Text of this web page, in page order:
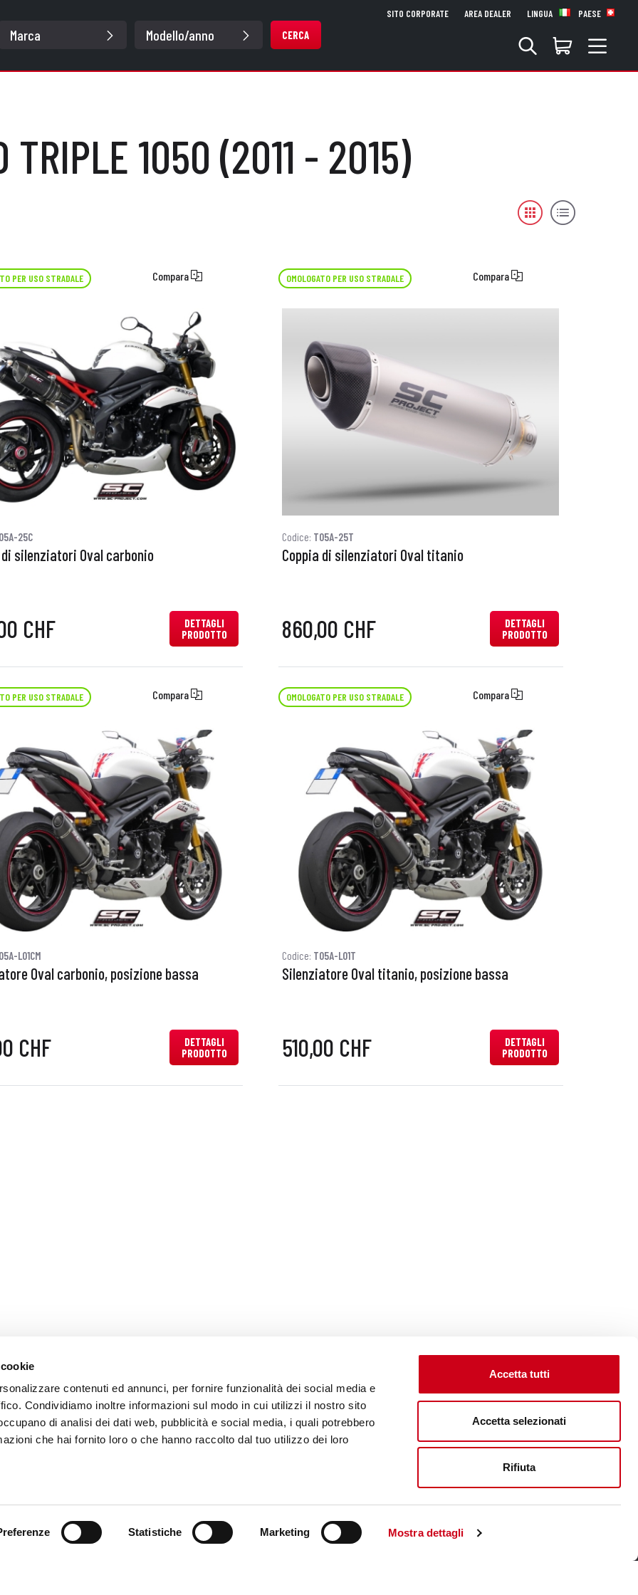
contenuti ed annunci, per fornire funzionalità dei social media e
Condividiamo inoltre informazioni sul modo in cui utilizzi il nostro sito
di analisi dei dati web, pubblicità e social media, i quali potrebbero
che hai fornito loro o che hanno raccolto dal tuo utilizzo dei loro
Statistiche Marketing Mostra dettagli
Accetta tutti
Accetta selezionati
Rifiuta
CERCA
SITO CORPORATE AREA DEALER LINGUA PAESE
TRIPLE 1050 (2011 - 2015)
PER USO STRADALE Compara
25C
di silenziatori Oval carbonio
CHF
DETTAGLI
PRODOTTO
OMOLOGATO PER USO STRADALE Compara
Codice: T05A-25T
Coppia di silenziatori Oval titanio
860,00 CHF
DETTAGLI
PRODOTTO
PER USO STRADALE Compara
L01CM
Oval carbonio, posizione bassa
CHF
DETTAGLI
PRODOTTO
OMOLOGATO PER USO STRADALE Compara
Codice: T05A-L01T
Silenziatore Oval titanio, posizione bassa
510,00 CHF
DETTAGLI
PRODOTTO
clienti
Visita il sito corporate